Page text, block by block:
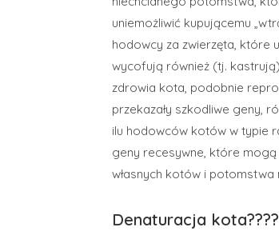
uniemożliwić kupującemu
hodowcy za zwierzęta, które
wycofują również (tj.
zdrowia kota, podobnie
przekazały szkodliwe geny,
ilu hodowców kotów w typie
geny recesywne, które
własnych kotów i
Denaturacja kota????